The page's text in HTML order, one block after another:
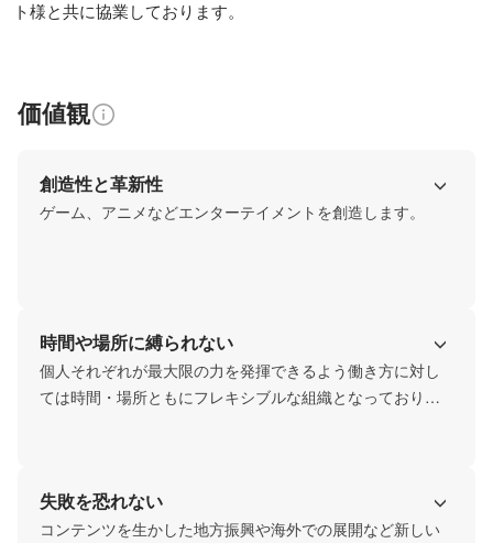
ト様と共に協業しております。
価値観
創造性と革新性
ゲーム、アニメなどエンターテイメントを創造します。
時間や場所に縛られない
個人それぞれが最大限の力を発揮できるよう働き方に対し
ては時間・場所ともにフレキシブルな組織となっておりま
失敗を恐れない
コンテンツを生かした地方振興や海外での展開など新しい